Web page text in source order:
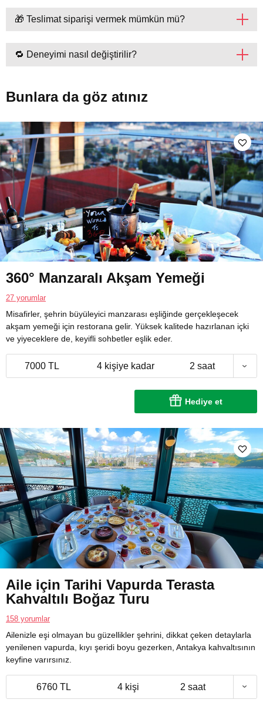
🎁 Teslimat siparişi vermek mümkün mü?
🔁 Deneyimi nasıl değiştirilir?
Bunlara da göz atınız
360° Manzaralı Akşam Yemeği
27 yorumlar
Misafirler, şehrin büyüleyici manzarası eşliğinde gerçekleşecek
akşam yemeği için restorana gelir. Yüksek kalitede hazırlanan içki
ve yiyeceklere de, keyifli sohbetler eşlik eder.
7000 TL 4 kişiye kadar 2 saat
Hediye et
Aile için Tarihi Vapurda Terasta
Kahvaltılı Boğaz Turu
158 yorumlar
Ailenizle eşi olmayan bu güzellikler şehrini, dikkat çeken detaylarla
yenilenen vapurda, kıyı şeridi boyu gezerken, Antakya kahvaltısının
keyfine varırsınız.
6760 TL 4 kişi 2 saat